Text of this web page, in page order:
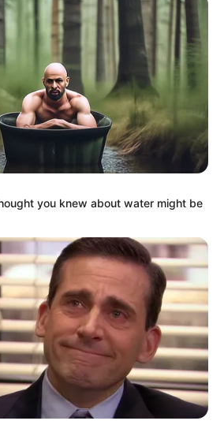
you knew about water might be